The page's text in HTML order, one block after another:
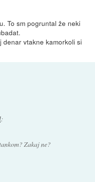
To sm pogruntal že neki
denar vtakne kamorkoli si
:
Zakaj ne?